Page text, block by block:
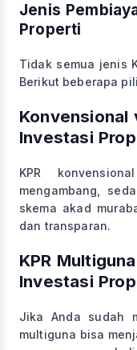
Jenis
Properti
Tidak semua jenis
Berikut beberapa
Konvensional
Investasi
KPR
mengambang,
skema akad
dan transparan.
KPR
Investasi
Jika Anda sudah
multiguna bisa